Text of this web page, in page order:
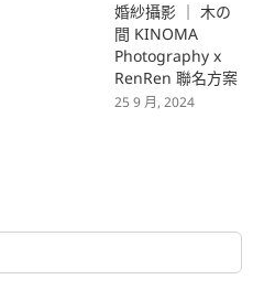
婚紗攝影 ｜ 木の
間 KINOMA
Photography x
RenRen 聯名方案
25 9 月, 2024